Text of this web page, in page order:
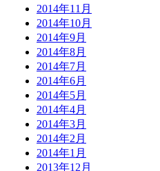
2014年11月
2014年10月
2014年9月
2014年8月
2014年7月
2014年6月
2014年5月
2014年4月
2014年3月
2014年2月
2014年1月
2013年12月